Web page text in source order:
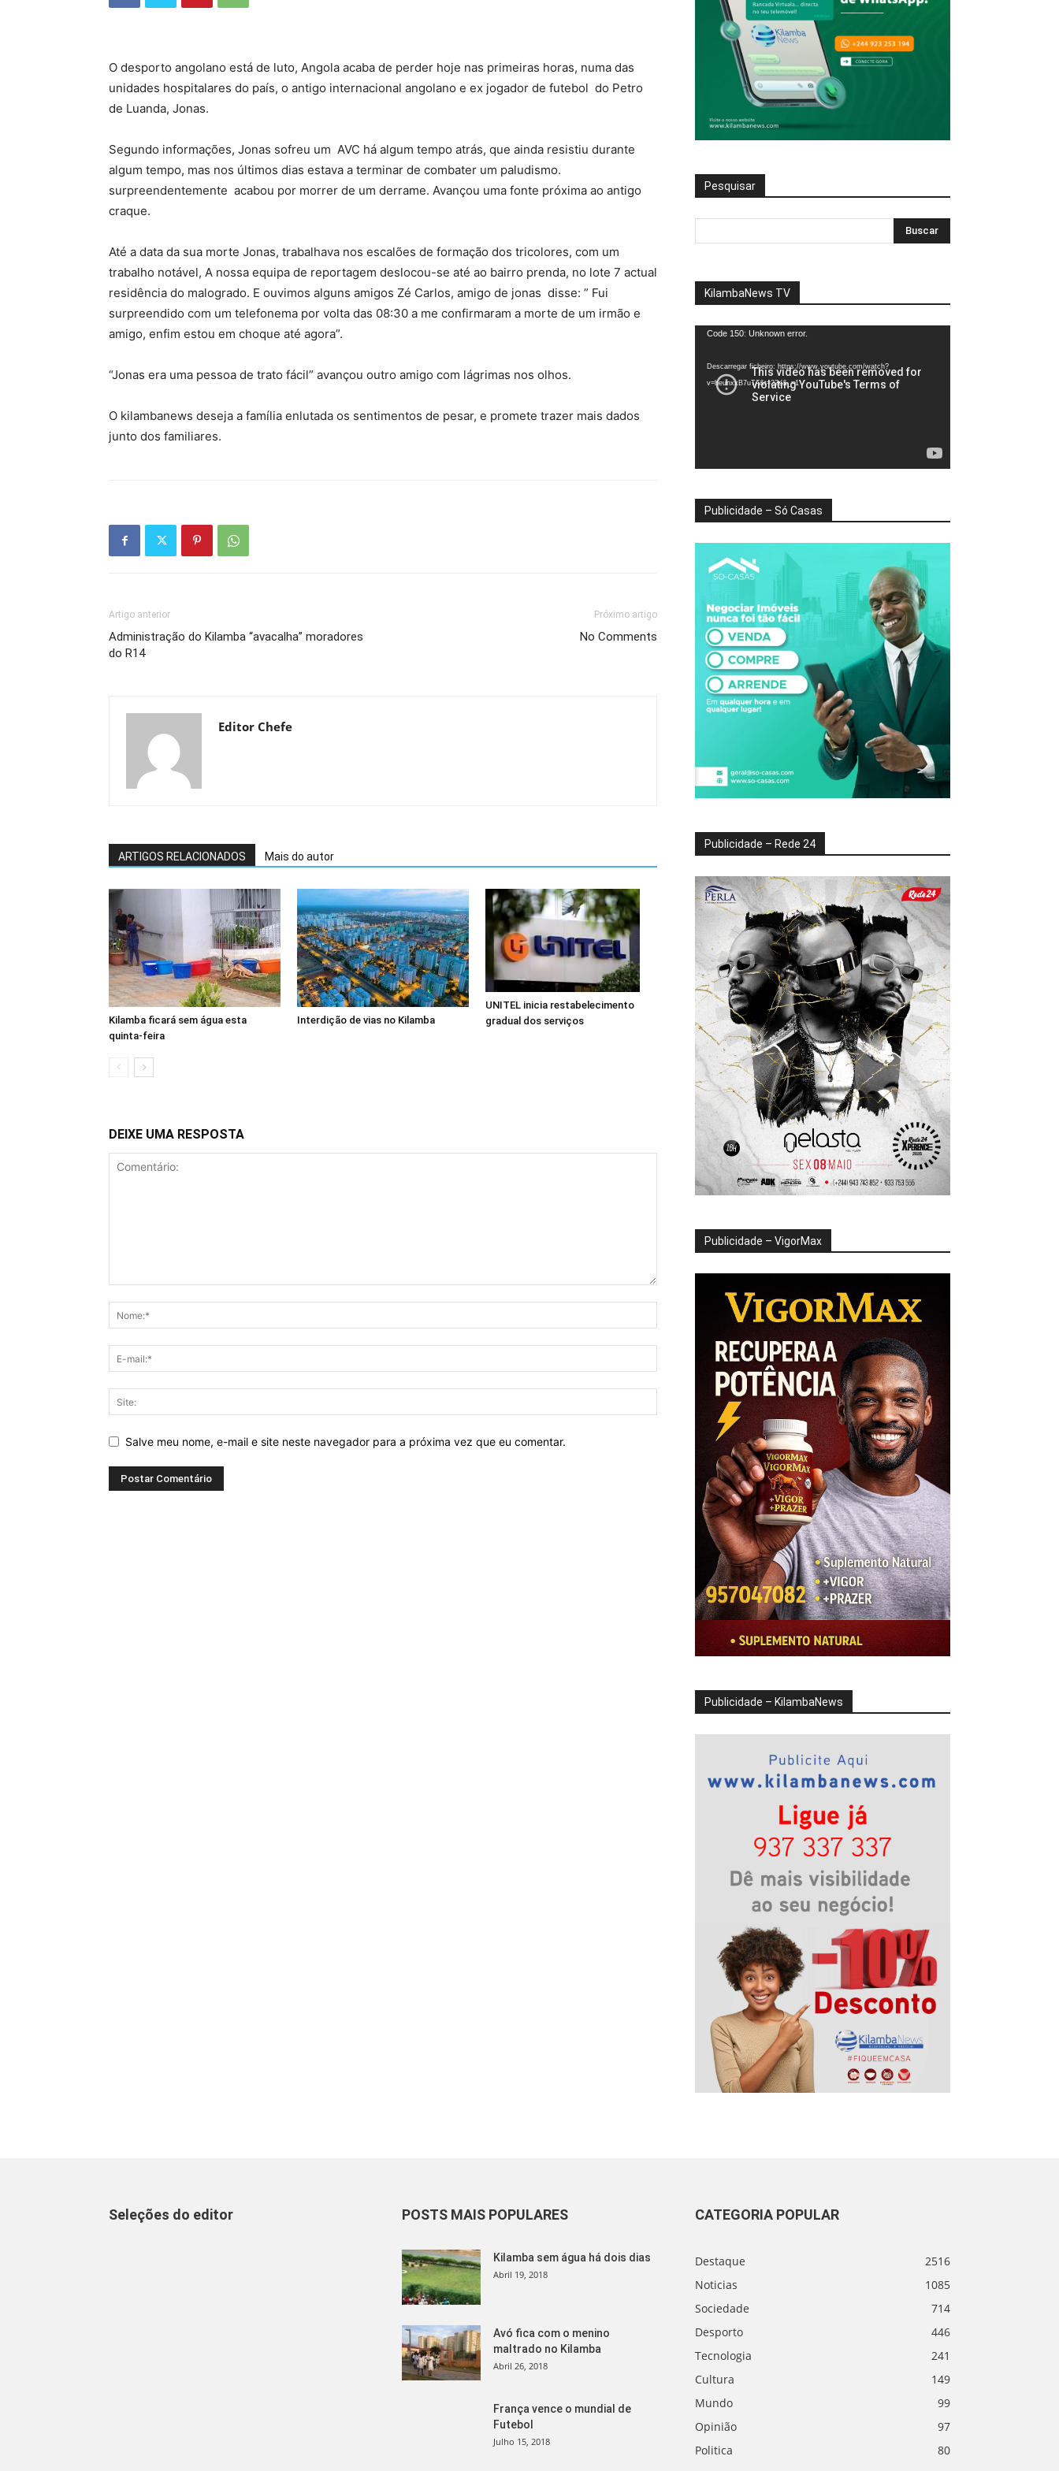
O desporto angolano está de luto, Angola acaba de perder hoje nas primeiras horas, numa das
unidades hospitalares do país, o antigo internacional angolano e ex jogador de futebol do Petro
de Luanda, Jonas.
Segundo informações, Jonas sofreu um AVC há algum tempo atrás, que ainda resistiu durante
algum tempo, mas nos últimos dias estava a terminar de combater um paludismo.
surpreendentemente acabou por morrer de um derrame. Avançou uma fonte próxima ao antigo
craque.
Até a data da sua morte Jonas, trabalhava nos escalões de formação dos tricolores, com um
trabalho notável, A nossa equipa de reportagem deslocou-se até ao bairro prenda, no lote 7 actual
residência do malogrado. E ouvimos alguns amigos Zé Carlos, amigo de jonas disse: ” Fui
surpreendido com um telefonema por volta das 08:30 a me confirmaram a morte de um irmão e
amigo, enfim estou em choque até agora”.
“Jonas era uma pessoa de trato fácil” avançou outro amigo com lágrimas nos olhos.
O kilambanews deseja a família enlutada os sentimentos de pesar, e promete trazer mais dados
junto dos familiares.
Artigo anterior
Administração do Kilamba “avacalha” moradores
do R14
Próximo artigo
No Comments
Editor Chefe
ARTIGOS RELACIONADOS Mais do autor
Kilamba ficará sem água esta
quinta-feira
Interdição de vias no Kilamba
UNITEL inicia restabelecimento
gradual dos serviços
DEIXE UMA RESPOSTA
Salve meu nome, e-mail e site neste navegador para a próxima vez que eu comentar.
Pesquisar
KilambaNews TV
Reprodutor
vídeo
Code 150: Unknown error.
Descarregar ficheiro: https://www.youtube.com/watch?
v=heunxxB7uTA&t=22s&_=1
Publicidade – Só Casas
Publicidade – Rede 24
Publicidade – VigorMax
Publicidade – KilambaNews
Seleções do editor POSTS MAIS POPULARES
Kilamba sem água há dois dias
Abril 19, 2018
Avó fica com o menino
maltrado no Kilamba
Abril 26, 2018
França vence o mundial de
Futebol
Julho 15, 2018
CATEGORIA POPULAR
Destaque
2516
Noticias
1085
Sociedade
714
Desporto
446
Tecnologia
241
Cultura
149
Mundo
99
Opinião
97
Politica
80